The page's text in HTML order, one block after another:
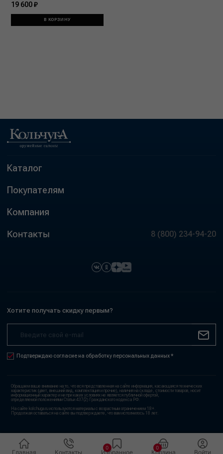
19 600 ₽
В КОРЗИНУ
Каталог
Покупателям
Компания
Контакты 8 (800) 234-94-20
Хотите получать скидку первым?
Подтверждаю согласие на обработку персональных данных *
Обращаем ваше внимание на то, что вся представленная на сайте информация, касающаяся технических
характеристик (цвет, внешний вид, комплектация и прочие), наличия на складе, стоимости товаров, носит
информационный характер и ни при каких условиях не является публичной офертой,
определяемой положениями Статьи 437(2) Гражданского кодекса РФ.
На сайте kolchuga.ru используются материалы с возрастным ограничением 18+.
Продолжая оставаться на сайте вы подтверждаете, что вам исполнилось 18 лет.
Главная Контакты Избранное
0
Корзина
0
Войти